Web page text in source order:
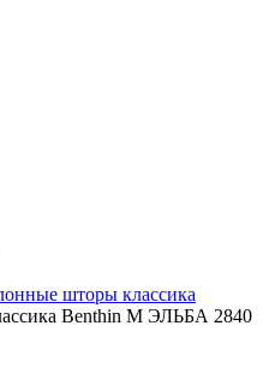
шторы классика
Benthin M ЭЛЬБА 2840